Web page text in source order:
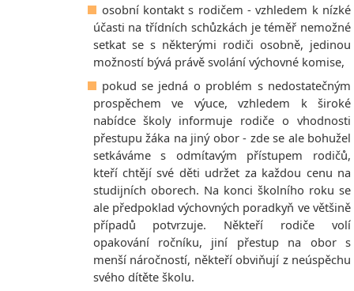
osobní kontakt s rodičem - vzhledem k nízké
účasti na třídních schůzkách je téměř nemožné
setkat se s některými rodiči osobně, jedinou
možností bývá právě svolání výchovné komise,
pokud se jedná o problém s nedostatečným
prospěchem ve výuce, vzhledem k široké
nabídce školy informuje rodiče o vhodnosti
přestupu žáka na jiný obor - zde se ale bohužel
setkáváme s odmítavým přístupem rodičů,
kteří chtějí své děti udržet za každou cenu na
studijních oborech. Na konci školního roku se
ale předpoklad výchovných poradkyň ve většině
případů potvrzuje. Někteří rodiče volí
opakování ročníku, jiní přestup na obor s
menší náročností, někteří obviňují z neúspěchu
svého dítěte školu.